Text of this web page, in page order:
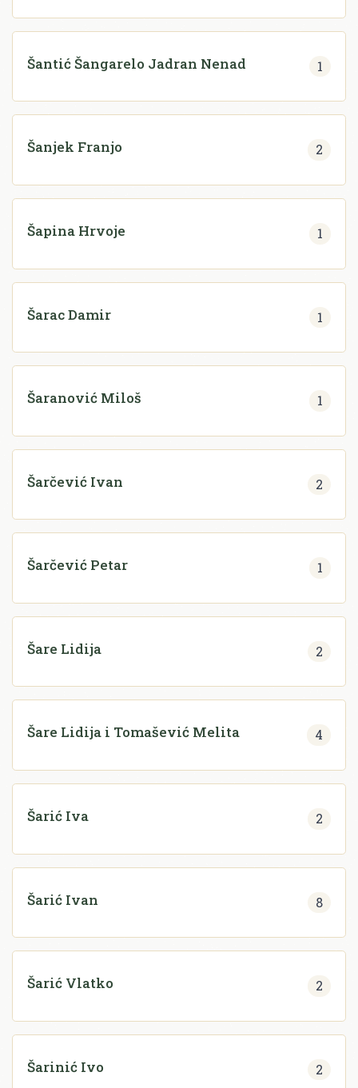
Šantić Šangarelo Jadran Nenad 1
Šanjek Franjo 2
Šapina Hrvoje 1
Šarac Damir 1
Šaranović Miloš 1
Šarčević Ivan 2
Šarčević Petar 1
Šare Lidija 2
Šare Lidija i Tomašević Melita 4
Šarić Iva 2
Šarić Ivan 8
Šarić Vlatko 2
Šarinić Ivo 2